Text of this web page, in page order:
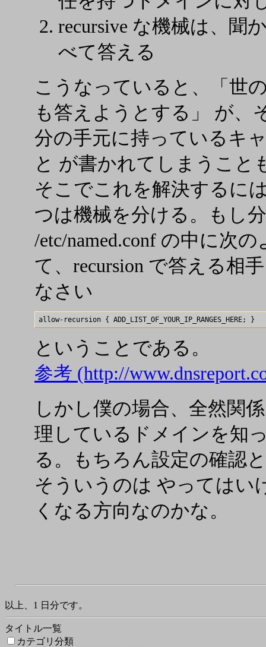
recursive な機械は、聞
べて答える
こうなっていると、「世
も答えようとする」 が、
分の手元に持っているキ
と が書かれてしまうこと
そこでこれを解決するに
つは機械を分ける。もし
/etc/named.conf の中に次
て、recursion で答える相
なさい
ということである。
参考 (http://
しかし僕の場合、全然関
理しているドメインを知
る。もちろん設定の確認
そういうのは やってはい
くなる方向なのかな。
以上、1 日分です。
タイトル一覧
カテゴリ分類